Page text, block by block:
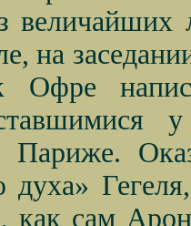
величайших
на
Офре
Париже.
духа»
как сам